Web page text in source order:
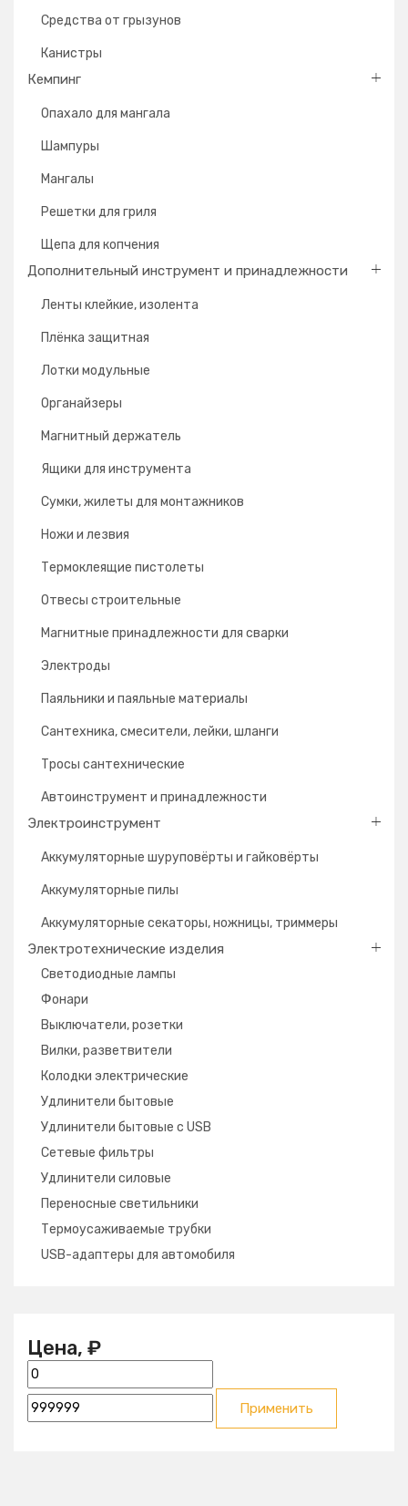
Средства от грызунов
Канистры
Кемпинг
Опахало для мангала
Шампуры
Мангалы
Решетки для гриля
Щепа для копчения
Дополнительный инструмент и принадлежности
Ленты клейкие, изолента
Плёнка защитная
Лотки модульные
Органайзеры
Магнитный держатель
Ящики для инструмента
Сумки, жилеты для монтажников
Ножи и лезвия
Термоклеящие пистолеты
Отвесы строительные
Магнитные принадлежности для сварки
Электроды
Паяльники и паяльные материалы
Сантехника, смесители, лейки, шланги
Тросы сантехнические
Автоинструмент и принадлежности
Электроинструмент
Аккумуляторные шуруповёрты и гайковёрты
Аккумуляторные пилы
Аккумуляторные секаторы, ножницы, триммеры
Электротехнические изделия
Светодиодные лампы
Фонари
Выключатели, розетки
Вилки, разветвители
Колодки электрические
Удлинители бытовые
Удлинители бытовые с USB
Сетевые фильтры
Удлинители силовые
Переносные светильники
Термоусаживаемые трубки
USB-адаптеры для автомобиля
Цена, ₽
Применить